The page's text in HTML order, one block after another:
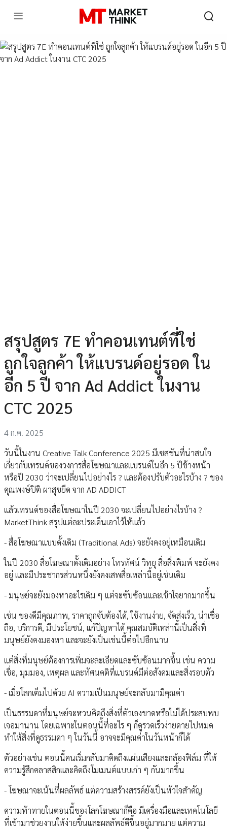
สรุปสูตร 7E ทำคอนเทนต์ที่ใช่
ถูกใจลูกค้า ให้แบรนด์อยู่รอด ใน
อีก 5 ปี จาก Ad Addict ในงาน
CTC 2025
4 ก.ค. 2025
วันนี้ในงาน Creative Talk Conference 2025 มีเซสชันที่น่าสนใจ
เกี่ยวกับเทรนด์ของวงการสื่อโฆษณาและแบรนด์ในอีก 5 ปีข้างหน้า
หรือปี 2030 ว่าจะเปลี่ยนไปอย่างไร ? และต้องปรับตัวอะไรบ้าง ? ของ
คุณพงษ์ปิติ ผาสุขยืด จาก AD ADDICT
แล้วเทรนด์ของสื่อโฆษณาในปี 2030 จะเปลี่ยนไปอย่างไรบ้าง ?
MarketThink สรุปแต่ละประเด็นเอาไว้ให้แล้ว
- สื่อโฆษณาแบบดั้งเดิม (Traditional Ads) จะยังคงอยู่เหมือนเดิม
ในปี 2030 สื่อโฆษณาดั้งเดิมอย่าง โทรทัศน์ วิทยุ สื่อสิ่งพิมพ์ จะยังคง
อยู่ และมีประชากรส่วนหนึ่งยังคงเสพสื่อเหล่านี้อยู่เช่นเดิม
- มนุษย์จะยังมองหาอะไรเดิม ๆ แต่จะซับซ้อนและเข้าใจยากมากขึ้น
เช่น ของดีมีคุณภาพ, ราคาถูกจับต้องได้, ใช้งานง่าย, จัดส่งเร็ว, น่าเชื่อ
ถือ, บริการดี, มีประโยชน์, แก้ปัญหาได้ คุณสมบัติเหล่านี้เป็นสิ่งที่
มนุษย์ยังคงมองหา และจะยังเป็นเช่นนี้ต่อไปอีกนาน
แต่สิ่งที่มนุษย์ต้องการเพิ่มจะละเอียดและซับซ้อนมากขึ้น เช่น ความ
เชื่อ, มุมมอง, เหตุผล และทัศนคติที่แบรนด์มีต่อสังคมและสิ่งรอบตัว
- เมื่อโลกเต็มไปด้วย AI ความเป็นมนุษย์จะกลับมามีคุณค่า
เป็นธรรมดาที่มนุษย์จะหวนคิดถึงสิ่งที่ตัวเองขาดหรือไม่ได้ประสบพบ
เจอมานาน โดยเฉพาะในตอนนี้ที่อะไร ๆ ก็ดูรวดเร็วง่ายดายไปหมด
ทำให้สิ่งที่ดูธรรมดา ๆ ในวันนี้ อาจจะมีคุณค่าในวันหน้าก็ได้
ตัวอย่างเช่น ตอนนี้คนเริ่มกลับมาคิดถึงแผ่นเสียงและกล้องฟิล์ม ที่ให้
ความรู้สึกคลาสสิกและคิดถึงโมเมนต์แบบเก่า ๆ กันมากขึ้น
- โฆษณาจะเน้นที่ผลลัพธ์ แต่ความสร้างสรรค์ยังเป็นหัวใจสำคัญ
ความท้าทายในตอนนี้ของโลกโฆษณาก็คือ มีเครื่องมือและเทคโนโลยี
ที่เข้ามาช่วยงานให้ง่ายขึ้นและผลลัพธ์ดีขึ้นอยู่มากมาย แต่ความ